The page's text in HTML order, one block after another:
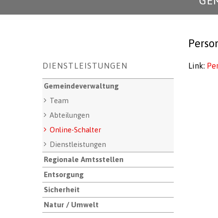
Unternavigation
DIENSTLEISTUNGEN
Gemeindeverwaltung
Team
Abteilungen
Online-Schalter
Dienstleistungen
Regionale Amtsstellen
Entsorgung
Sicherheit
Natur / Umwelt
Link: